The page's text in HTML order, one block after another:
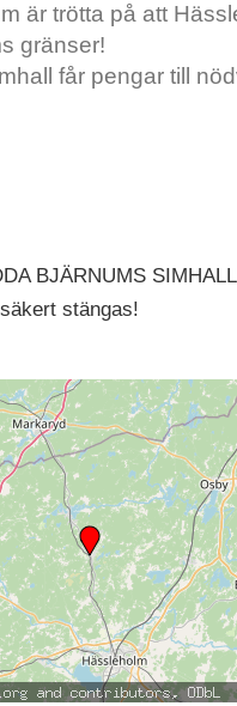
är trötta på att
gränser!
får pengar till
BJÄRNUMS
stängas!